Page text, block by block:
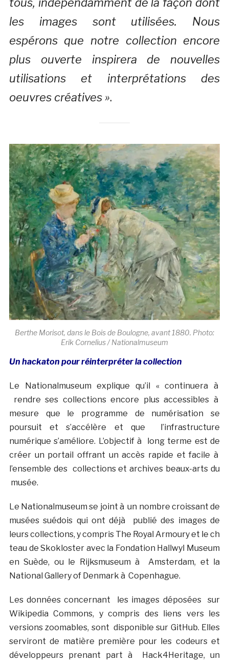
les images sont utilisées. Nous
espérons que notre collection encore
plus ouverte inspirera de nouvelles
utilisations et interprétations des
oeuvres créatives ».
Berthe Morisot, dans le Bois de Boulogne, avant 1880. Photo:
Erik Cornelius / Nationalmuseum
Un hackaton pour réinterpréter la collection
Le Nationalmuseum explique qu’il « continuera à
rendre ses collections encore plus accessibles à
mesure que le programme de numérisation se
poursuit et s’accélère et que l’infrastructure
numérique s’améliore. L’objectif à long terme est de
créer un portail offrant un accès rapide et facile à
l’ensemble des collections et archives beaux-arts du
musée.
Le Nationalmuseum se joint à un nombre croissant de
musées suédois qui ont déjà publié des images de
leurs collections, y compris The Royal Armoury et le ch
teau de Skokloster avec la Fondation Hallwyl Museum
en Suède, ou le Rijksmuseum à Amsterdam, et la
National Gallery of Denmark à Copenhague.
Les données concernant les images déposées sur
Wikipedia Commons, y compris des liens vers les
versions zoomables, sont disponible sur GitHub. Elles
serviront de matière première pour les codeurs et
développeurs prenant part à Hack4Heritage, un